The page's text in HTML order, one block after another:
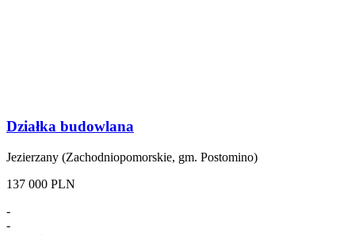
Działka budowlana
Jezierzany (Zachodniopomorskie, gm. Postomino)
137 000 PLN
-
-